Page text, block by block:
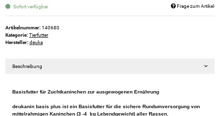
Sofort verfügbar Frage zum Artikel
Artikelnummer: 140680
Kategorie: Tierfutter
Hersteller: deuka
Beschreibung
Basisfutter für Zuchtkaninchen zur ausgewogenen Ernährung
deukanin basis plus ist ein Basisfutter für die sichere Rundumversorgung von
mittelrahmigen Kaninchen (3 -4 kg Lebendgewicht) aller Rassen.